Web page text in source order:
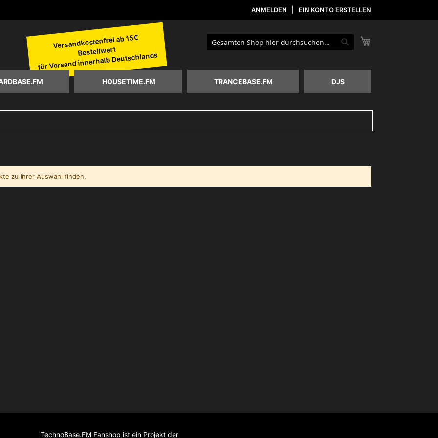
ANMELDEN EIN KONTO ERSTELLEN
Versandkostenfrei ab 15€
Bestellwert
für Versand innerhalb Deutschlands
Suche
HOUSETIME.FM TRANCEBASE.FM DJS
zu ihrer Auswahl finden.
TechnoBase.FM Fanshop ist ein Projekt der